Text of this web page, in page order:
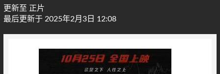
更新至 正片
最后更新于 2025年2月3日 12:08